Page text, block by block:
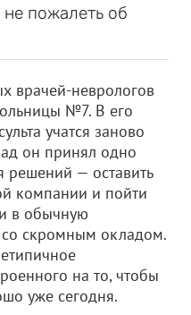
пожалеть об
врачей-неврологов
№7. В его
учатся заново
он принял одно
решений — оставить
компании и пойти
в обычную
скромным окладом.
на то, чтобы
уже сегодня.